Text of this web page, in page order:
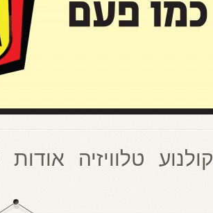
קולנוע טלוויזיה אודות